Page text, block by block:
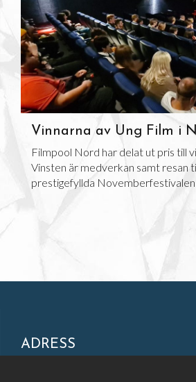
Vinnarna av Ung Film i
Filmpool Nord har delat ut pris till
Vinsten är medverkan samt resan
prestigefyllda Novemberfestivalen
ADRESS